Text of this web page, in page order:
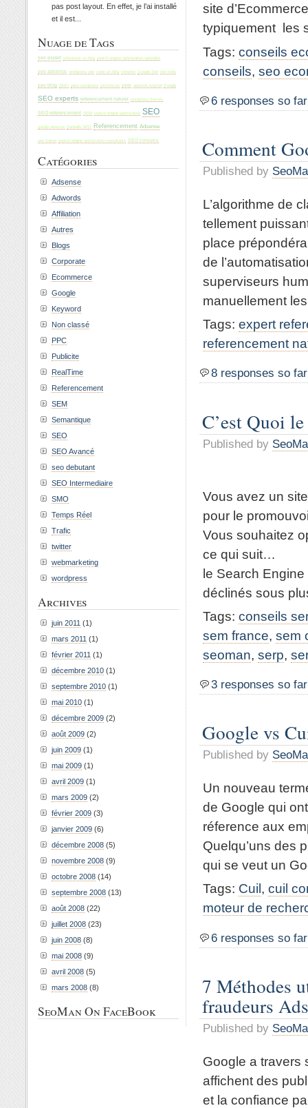
site
typiquement les
Tags: conseils
conseils, seo
6 responses so far
Comment
Published by
L’algorithme de
tellement
place
de
superviseurs
manuellement
Tags: expert
referencement
8 responses so far
C’est Quoi
Published by
Vous avez un
pour le
Vous souhaitez
ce qui suit…
le Search
déclinés sous
Tags: conseils
sem france, sem
seoman, serp,
3 responses so far
Google vs
Published by
Un nouveau
de Google qui
réference aux
Quelqu’uns des
qui se veut un
Tags: Cuil, cuil
moteur de
6 responses so far
7 Méthodes
fraudeurs
Published by
Google a travers
affichent des
et la confiance
pas post layout. En effet, je l’ai installé
et il est...
Nuage de Tags
seo expert referencer un blog search engine optimization specialist
seo adsense wordpress seo creer un blog tomateo Google Seo seo tools
seo blog SMO wikio wordpress technocrati serp adwords keytool Google
SEO experts referencement naturel wordpress themes
SEO referencement SEM search engine optimization SEO
google adsense Conseils SEO Referencement Adsense
seo france search engine optimization consultants SEO conseils
Catégories
Adsense
Adwords
Affiliation
Autres
Blogs
Corporate
Ecommerce
Google
Keyword
Non classé
PPC
Publicite
RealTime
Referencement
SEM
Semantique
SEO
SEO Avancé
seo debutant
SEO Intermediaire
SMO
Temps Réel
Trafic
twitter
webmarketing
wordpress
Archives
juin 2011 (1)
mars 2011 (1)
février 2011 (1)
décembre 2010 (1)
septembre 2010 (1)
mai 2010 (1)
décembre 2009 (2)
août 2009 (2)
juin 2009 (1)
mai 2009 (1)
avril 2009 (1)
mars 2009 (2)
février 2009 (3)
janvier 2009 (6)
décembre 2008 (5)
novembre 2008 (9)
octobre 2008 (14)
septembre 2008 (13)
août 2008 (22)
juillet 2008 (23)
juin 2008 (8)
mai 2008 (9)
avril 2008 (5)
mars 2008 (8)
SeoMan On FaceBook